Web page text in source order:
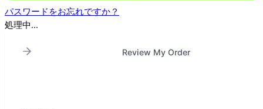
パスワードをお忘れですか？
処理中...
Review My Order